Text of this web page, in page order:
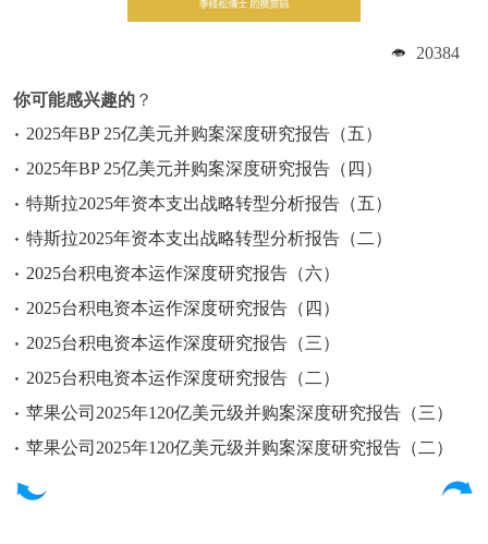
20384
你可能感兴趣的 ？
2025年BP 25亿美元并购案深度研究报告（五）
2025年BP 25亿美元并购案深度研究报告（四）
特斯拉2025年资本支出战略转型分析报告（五）
特斯拉2025年资本支出战略转型分析报告（二）
2025台积电资本运作深度研究报告（六）
2025台积电资本运作深度研究报告（四）
2025台积电资本运作深度研究报告（三）
2025台积电资本运作深度研究报告（二）
苹果公司2025年120亿美元级并购案深度研究报告（三）
苹果公司2025年120亿美元级并购案深度研究报告（二）